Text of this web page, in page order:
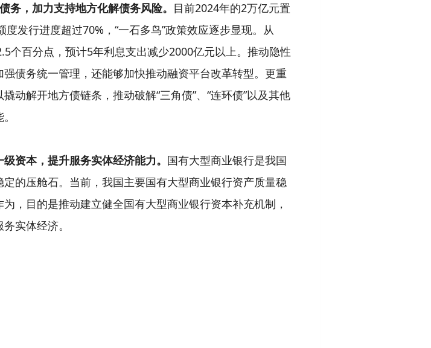
，加力支持地方化解债务风险。 目前2024年的2万亿元置
发行进度超过70%，“一石多鸟”政策效应逐步显现。从
个百分点，预计5年利息支出减少2000亿元以上。推动隐性
债务统一管理，还能够加快推动融资平台改革转型。更重
动解开地方债链条，推动破解“三角债”、“连环债”以及其他
资本，提升服务实体经济能力。 国有大型商业银行是我国
的压舱石。当前，我国主要国有大型商业银行资产质量稳
，目的是推动建立健全国有大型商业银行资本补充机制，
实体经济。